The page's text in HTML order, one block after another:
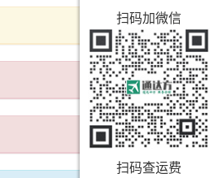
扫码加微信
扫码查运费